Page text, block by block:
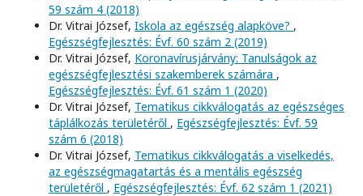
59 szám 4 (2018)
Dr. Vitrai József, Iskola az egészség alapköve? ,
Egészségfejlesztés: Évf. 60 szám 2 (2019)
Dr. Vitrai József, Koronavírusjárvány: Tanulságok az
egészségfejlesztési szakemberek számára ,
Egészségfejlesztés: Évf. 61 szám 1 (2020)
Dr. Vitrai József, Tematikus cikkválogatás az egészséges
táplálkozás területéről , Egészségfejlesztés: Évf. 59
szám 6 (2018)
Dr. Vitrai József, Tematikus cikkválogatás a viselkedés,
az egészségmagatartás és a mentális egészség
területéről , Egészségfejlesztés: Évf. 62 szám 1 (2021)